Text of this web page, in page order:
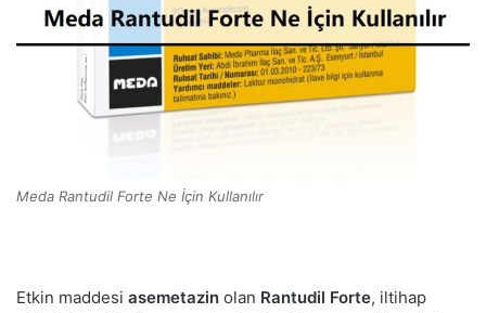
Meda Rantudil Forte Ne İçin Kullanılır
Etkin maddesi asemetazin olan Rantudil Forte, iltihap